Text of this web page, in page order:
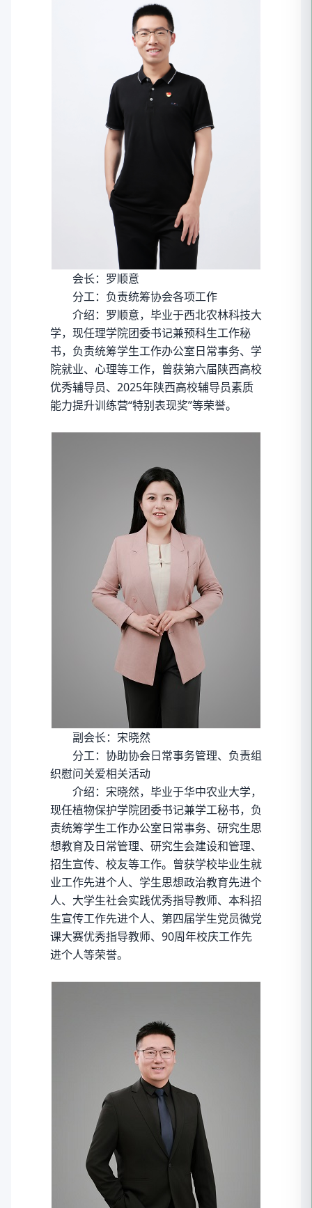
会长：罗顺意
分工：负责统筹协会各项工作
介绍：罗顺意，毕业于西北农林科技大
学，现任理学院团委书记兼预科生工作秘
书，负责统筹学生工作办公室日常事务、学
院就业、心理等工作，曾获第六届陕西高校
优秀辅导员、2025年陕西高校辅导员素质
能力提升训练营“特别表现奖”等荣誉。
副会长：宋晓然
分工：协助协会日常事务管理、负责组
织慰问关爱相关活动
介绍：宋晓然，毕业于华中农业大学，
现任植物保护学院团委书记兼学工秘书，负
责统筹学生工作办公室日常事务、研究生思
想教育及日常管理、研究生会建设和管理、
招生宣传、校友等工作。曾获学校毕业生就
业工作先进个人、学生思想政治教育先进个
人、大学生社会实践优秀指导教师、本科招
生宣传工作先进个人、第四届学生党员微党
课大赛优秀指导教师、90周年校庆工作先
进个人等荣誉。